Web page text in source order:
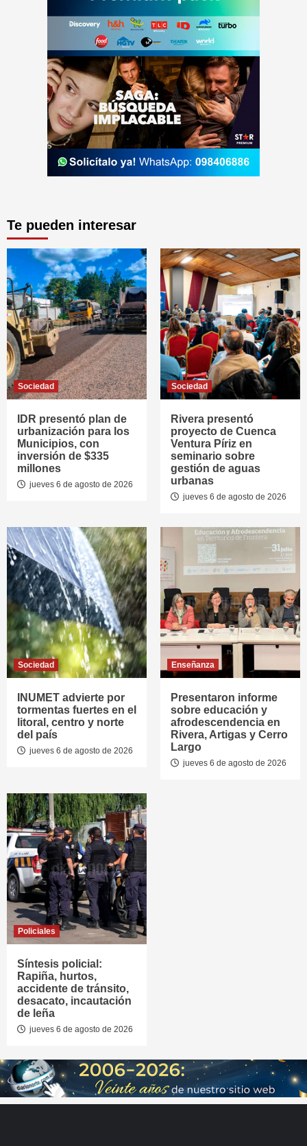
Te pueden interesar
Sociedad
IDR presentó plan de
urbanización para los
Municipios, con
inversión de $335
millones
jueves 6 de agosto de 2026
Sociedad
Rivera presentó
proyecto de Cuenca
Ventura Píriz en
seminario sobre
gestión de aguas
urbanas
jueves 6 de agosto de 2026
Sociedad
INUMET advierte por
tormentas fuertes en el
litoral, centro y norte
del país
jueves 6 de agosto de 2026
Enseñanza
Presentaron informe
sobre educación y
afrodescendencia en
Rivera, Artigas y Cerro
Largo
jueves 6 de agosto de 2026
Policiales
Síntesis policial:
Rapiña, hurtos,
accidente de tránsito,
desacato, incautación
de leña
jueves 6 de agosto de 2026